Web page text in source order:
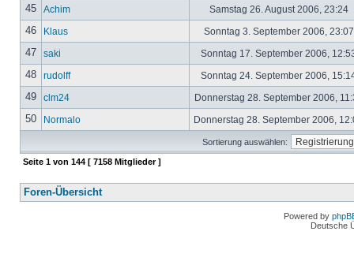
45 Achim Samstag 26. August 2006, 23:24
46 Klaus Sonntag 3. September 2006,
47 saki Sonntag 17. September 2006,
48 rudolff Sonntag 24. September 2006,
49 clm24 Donnerstag 28. September 2006,
50 Normalo Donnerstag 28. September 2006,
Sortierung auswählen:
Seite 1 von 144 [ 7158 Mitglieder ]
Foren-Übersicht
Powered by
Deutsche